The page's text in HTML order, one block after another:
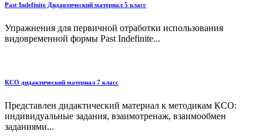
Past Indefinite Дидактический материал 5 класс
Упражнения для первичной отработки использования
видовременной формы Past Indefinite...
КСО дидактический материал 7 класс
Представлен дидактический материал к методикам КСО:
индивидуальные задания, взаимотренаж, взаимообмен
заданиями...